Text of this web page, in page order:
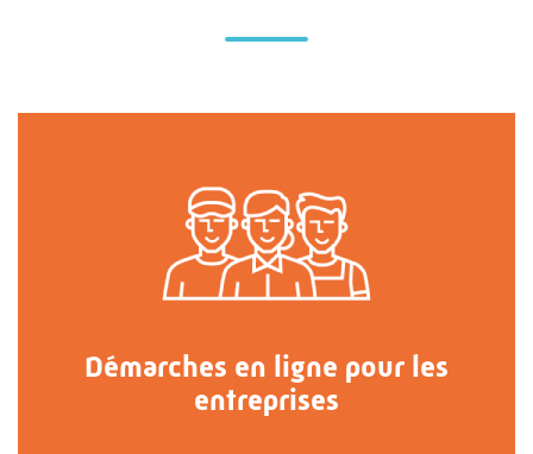
Démarches en ligne pour les
entreprises